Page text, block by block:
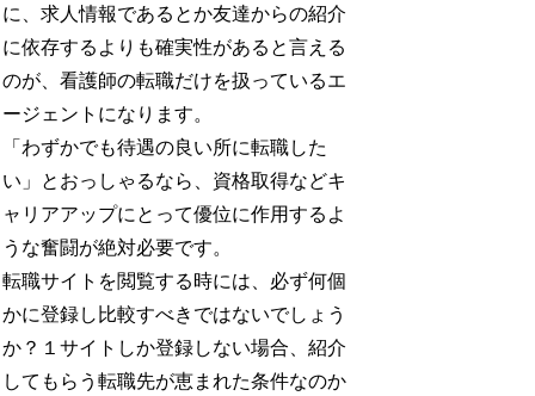
に、求人情報であるとか友達からの紹介
に依存するよりも確実性があると言える
のが、看護師の転職だけを扱っているエ
ージェントになります。
「わずかでも待遇の良い所に転職した
い」とおっしゃるなら、資格取得などキ
ャリアアップにとって優位に作用するよ
うな奮闘が絶対必要です。
転職サイトを閲覧する時には、必ず何個
かに登録し比較すべきではないでしょう
か？１サイトしか登録しない場合、紹介
してもらう転職先が恵まれた条件なのか